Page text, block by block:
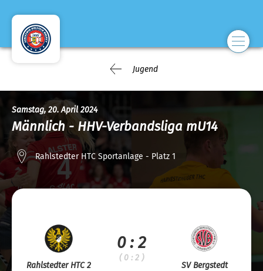
Jugend
Samstag, 20. April 2024
Männlich - HHV-Verbandsliga mU14
Rahlstedter HTC Sportanlage - Platz 1
Rahlstedter HTC 2
0 : 2
( 0 : 2 )
SV Bergstedt